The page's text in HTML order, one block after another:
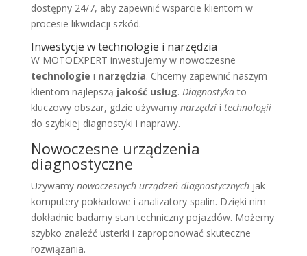
dostępny 24/7, aby zapewnić wsparcie klientom w
procesie likwidacji szkód.
Inwestycje w technologie i narzędzia
W MOTOEXPERT inwestujemy w nowoczesne
technologie i narzędzia. Chcemy zapewnić naszym
klientom najlepszą jakość usług. Diagnostykato
kluczowy obszar, gdzie używamy narzędzii technologii
do szybkiej diagnostyki i naprawy.
Nowoczesne urządzenia
diagnostyczne
Używamy nowoczesnych urządzeń diagnostycznychjak
komputery pokładowe i analizatory spalin. Dzięki nim
dokładnie badamy stan techniczny pojazdów. Możemy
szybko znaleźć usterki i zaproponować skuteczne
rozwiązania.